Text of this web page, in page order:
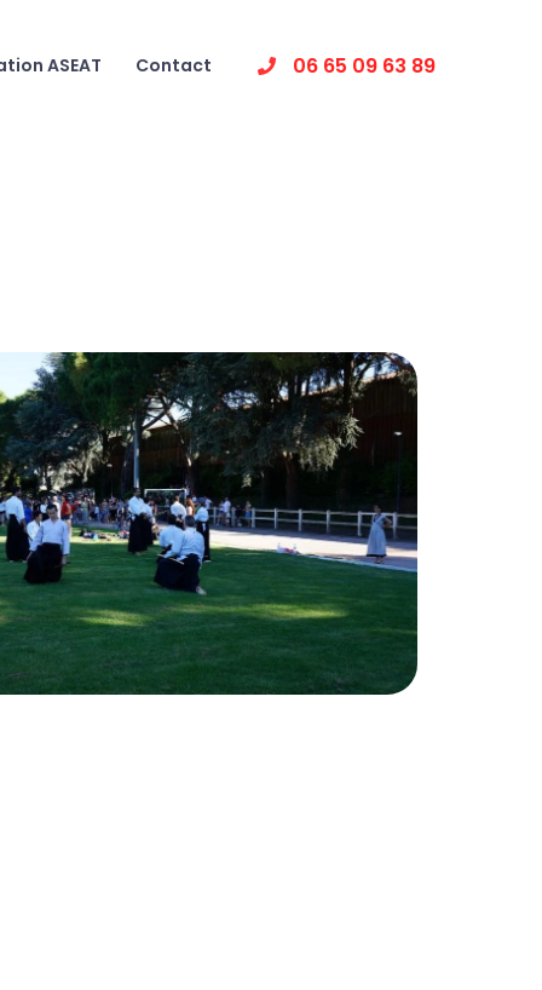
ASEAT Contact 06 65 09 63 89